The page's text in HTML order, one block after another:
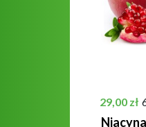
Cena
29,00 zł